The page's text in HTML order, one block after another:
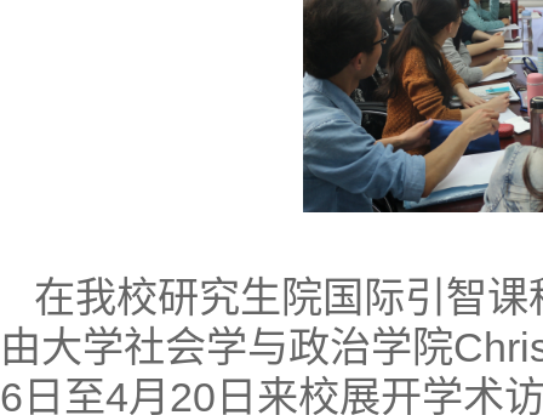
在我校研究生院国际引智
由大学社会学与政治学院
6日至4月20日来校展开学术